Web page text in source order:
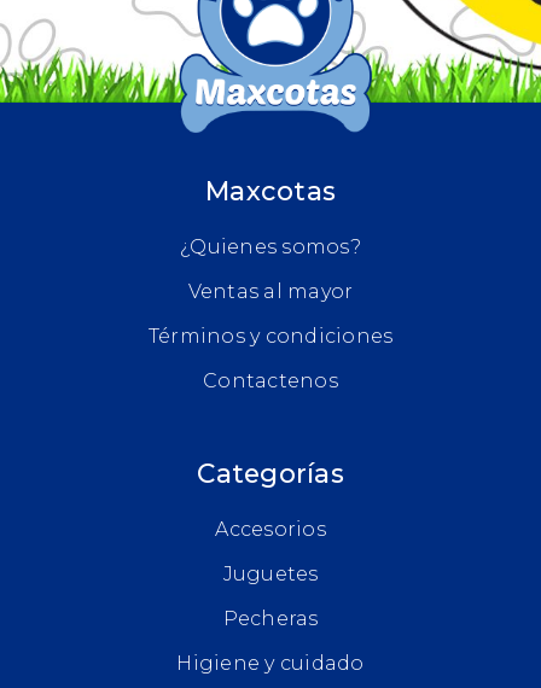
Maxcotas
¿Quienes somos?
Ventas al mayor
Términos y condiciones
Contactenos
Categorías
Accesorios
Juguetes
Pecheras
Higiene y cuidado